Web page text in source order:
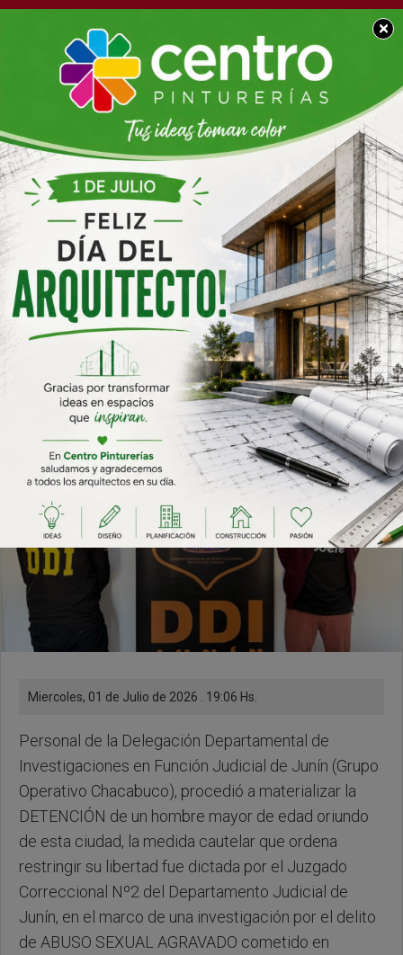
×
POLICIALES
La DDI procedió a la
detención de un
masculino por una
causa de Abuso Sexual
Agravado
Miercoles, 01 de Julio de 2026 . 19:06 Hs.
Personal de la Delegación Departamental de
Investigaciones en Función Judicial de Junín (Grupo
Operativo Chacabuco), procedió a materializar la
DETENCIÓN de un hombre mayor de edad oriundo
de esta ciudad, la medida cautelar que ordena
restringir su libertad fue dictada por el Juzgado
Correccional Nº2 del Departamento Judicial de
Junín, en el marco de una investigación por el delito
de ABUSO SEXUAL AGRAVADO cometido en